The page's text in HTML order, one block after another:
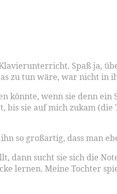
Spaß ja,
zu tun wäre, war nicht in
wenn sie denn ein
sie auf mich zukam
so großartig, dass man
dann sucht sie sich die
lernen. Meine Tochter